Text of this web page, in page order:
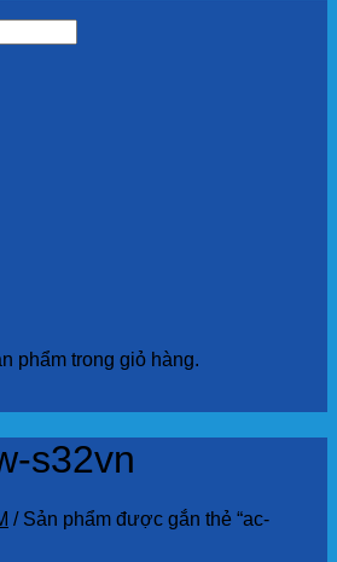
phẩm trong giỏ hàng.
s32vn
/Sản phẩm được gắn thẻ “ac-